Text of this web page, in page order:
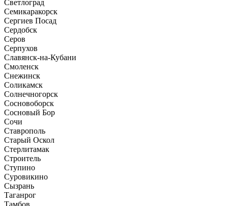
Светлоград
Семикаракорск
Сергиев Посад
Сердобск
Серов
Серпухов
Славянск-на-Кубани
Смоленск
Снежинск
Соликамск
Солнечногорск
Сосновоборск
Сосновый Бор
Сочи
Ставрополь
Старый Оскол
Стерлитамак
Строитель
Ступино
Суровикино
Сызрань
Таганрог
Тамбов